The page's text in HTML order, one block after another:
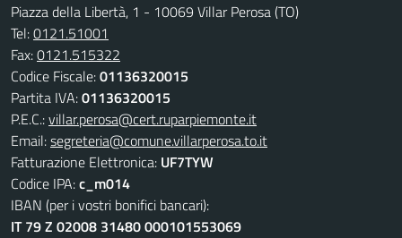
Piazza della Libertà, 1 - 10069 Villar Perosa (TO)
Tel:0121.51001
Fax:0121.515322
Codice Fiscale:01136320015
Partita IVA:01136320015
P.E.C.:villar.perosa@cert.ruparpiemonte.it
Email:segreteria@comune.villarperosa.to.it
Fatturazione Elettronica: UF7TYW
Codice IPA:c_m014
IBAN (per i vostri bonifici bancari):
IT 79 Z 02008 31480 000101553069